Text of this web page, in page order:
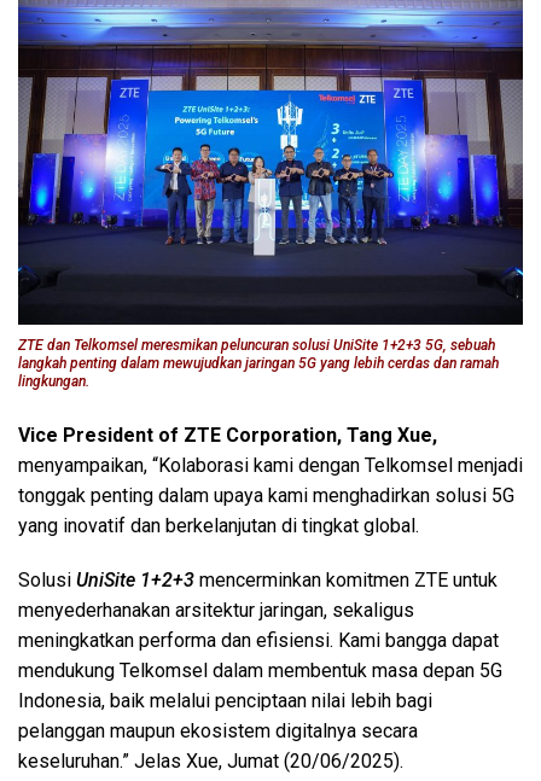
ZTE dan Telkomsel meresmikan peluncuran solusi UniSite 1+2+3 5G, sebuah
langkah penting dalam mewujudkan jaringan 5G yang lebih cerdas dan ramah
lingkungan.
Vice President of ZTE Corporation, Tang Xue,
menyampaikan, “Kolaborasi kami dengan Telkomsel menjadi
tonggak penting dalam upaya kami menghadirkan solusi 5G
yang inovatif dan berkelanjutan di tingkat global.
Solusi UniSite 1+2+3 mencerminkan komitmen ZTE untuk
menyederhanakan arsitektur jaringan, sekaligus
meningkatkan performa dan efisiensi. Kami bangga dapat
mendukung Telkomsel dalam membentuk masa depan 5G
Indonesia, baik melalui penciptaan nilai lebih bagi
pelanggan maupun ekosistem digitalnya secara
keseluruhan.” Jelas Xue, Jumat (20/06/2025).